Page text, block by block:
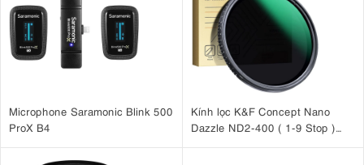
Microphone Saramonic Blink 500
ProX B4
Kính lọc K&F Concept Nano
Dazzle ND2-400 ( 1-9 Stop )